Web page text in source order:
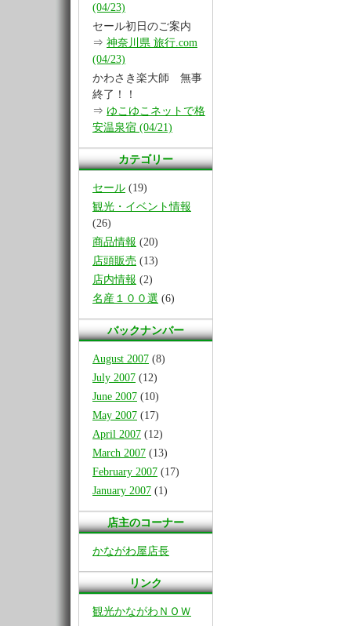
(04/23)
セール初日のご案内
⇒ 神奈川県 旅行.com
(04/23)
かわさき楽大師 無事
終了！！
⇒ ゆこゆこネットで格
安温泉宿 (04/21)
カテゴリー
セール (19)
観光・イベント情報
(26)
商品情報 (20)
店頭販売 (13)
店内情報 (2)
名産１００選 (6)
バックナンバー
August 2007 (8)
July 2007 (12)
June 2007 (10)
May 2007 (17)
April 2007 (12)
March 2007 (13)
February 2007 (17)
January 2007 (1)
店主のコーナー
かながわ屋店長
リンク
観光かながわＮＯＷ